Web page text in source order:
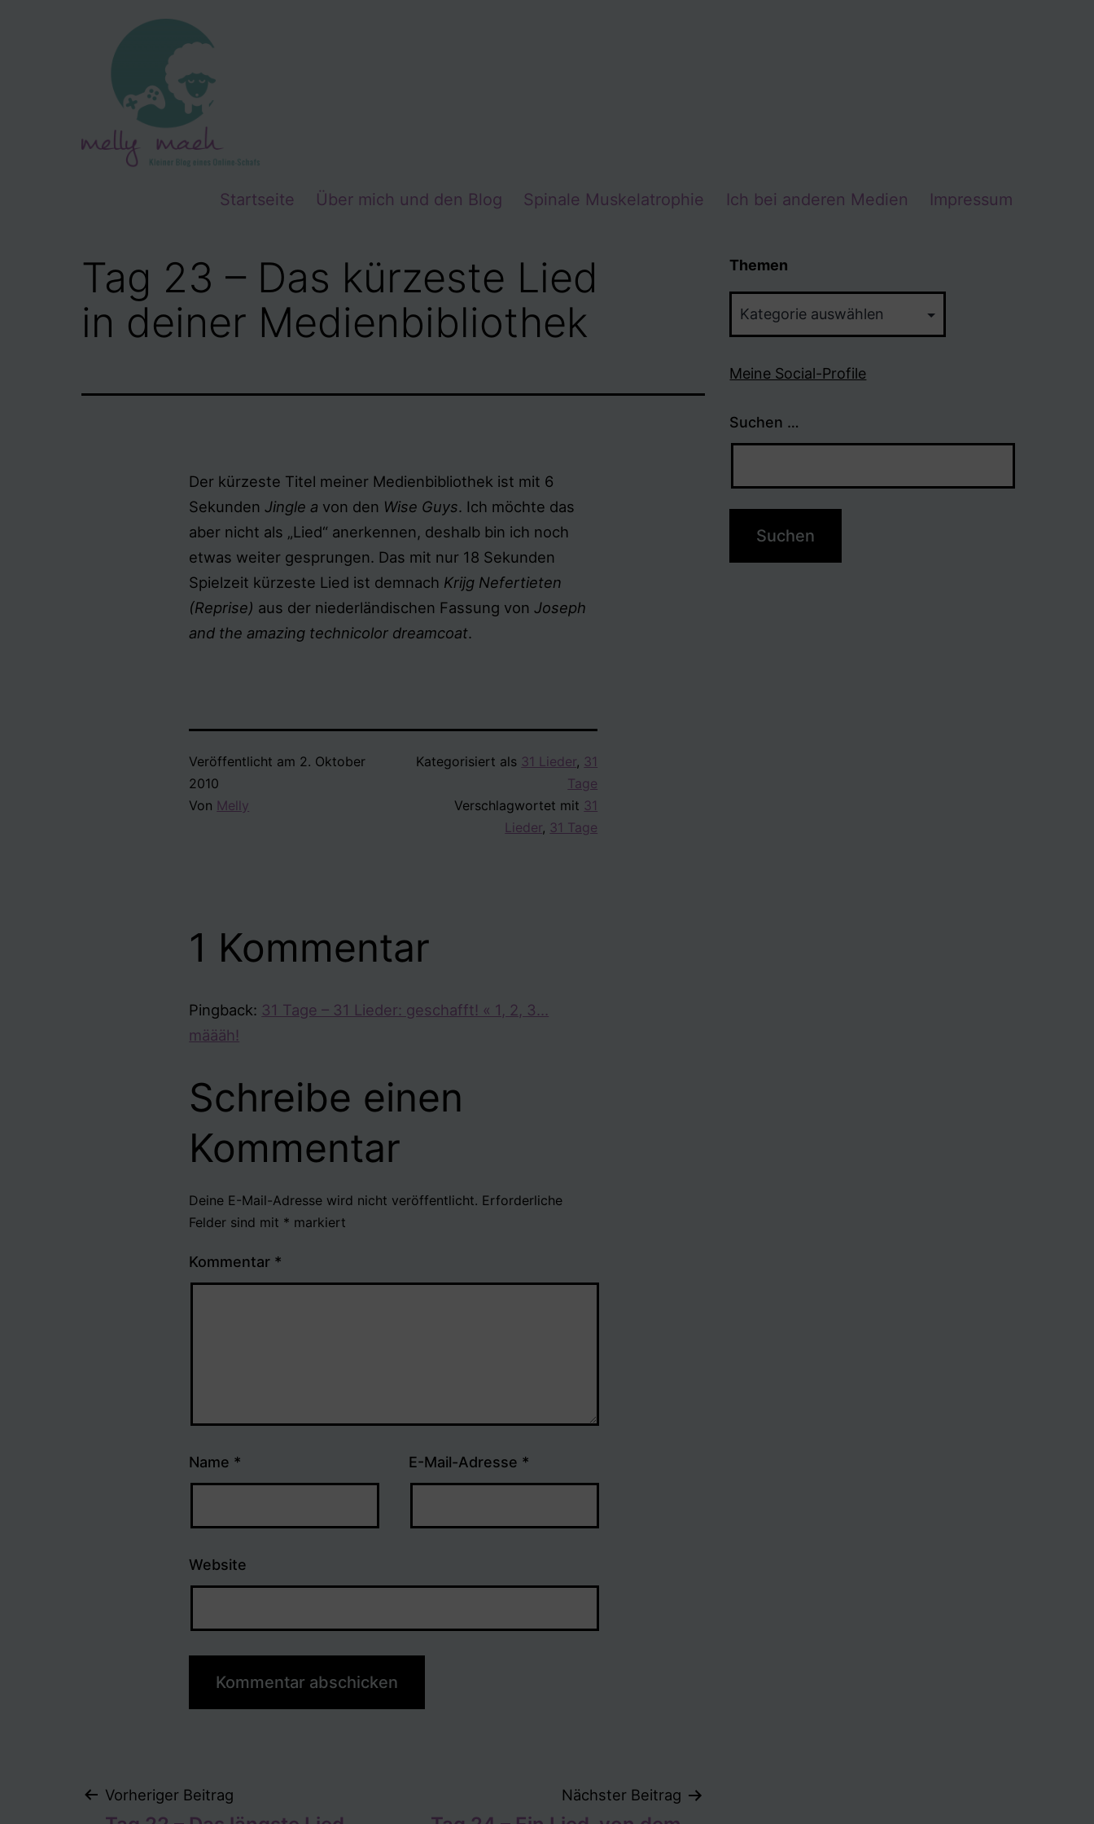
Startseite Über mich und den Blog Spinale Muskelatrophie Ich bei anderen Medien Impressum
Tag 23 – Das kürzeste Lied
in deiner Medienbibliothek
Der kürzeste Titel meiner Medienbibliothek ist mit 6
SekundenJingle a von den Wise Guys. Ich möchte das
aber nicht als „Lied“ anerkennen, deshalb bin ich noch
etwas weiter gesprungen. Das mit nur 18 Sekunden
Spielzeit kürzeste Lied ist demnach Krijg Nefertieten
(Reprise) aus der niederländischen Fassung vonJoseph
and the amazing technicolor dreamcoat.
Veröffentlicht am 2. Oktober
2010
Von Melly
Kategorisiert als 31 Lieder, 31
Tage
Verschlagwortet mit 31
Lieder, 31 Tage
1 Kommentar
Pingback: 31 Tage – 31 Lieder: geschafft! « 1, 2, 3…
määäh!
Schreibe einen
Kommentar
Deine E-Mail-Adresse wird nicht veröffentlicht. Erforderliche
Felder sind mit * markiert
Kommentar *
Name * E-Mail-Adresse *
Website
Beitragsnavigation
Vorheriger Beitrag Nächster Beitrag
Themen
Meine Social-Profile
Suchen …